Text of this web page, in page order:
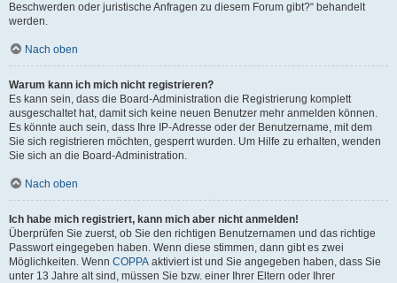
Beschwerden oder juristische Anfragen zu diesem Forum gibt?“ behandelt
werden.
Nach oben
Warum kann ich mich nicht registrieren?
Es kann sein, dass die Board-Administration die Registrierung komplett
ausgeschaltet hat, damit sich keine neuen Benutzer mehr anmelden können.
Es könnte auch sein, dass Ihre IP-Adresse oder der Benutzername, mit dem
Sie sich registrieren möchten, gesperrt wurden. Um Hilfe zu erhalten, wenden
Sie sich an die Board-Administration.
Nach oben
Ich habe mich registriert, kann mich aber nicht anmelden!
Überprüfen Sie zuerst, ob Sie den richtigen Benutzernamen und das richtige
Passwort eingegeben haben. Wenn diese stimmen, dann gibt es zwei
Möglichkeiten. Wenn COPPA aktiviert ist und Sie angegeben haben, dass Sie
unter 13 Jahre alt sind, müssen Sie bzw. einer Ihrer Eltern oder Ihrer